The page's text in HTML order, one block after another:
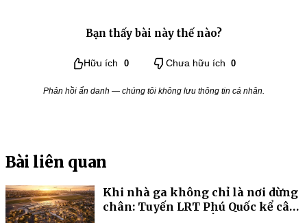
Bạn thấy bài này thế nào?
Hữu ích 0 Chưa hữu ích 0
Phản hồi ẩn danh — chúng tôi không lưu thông tin cá nhân.
Bài liên quan
Khi nhà ga không chỉ là nơi dừng
chân: Tuyến LRT Phú Quốc kể câu